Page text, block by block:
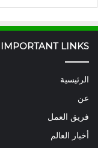
IMPORTANT LINKS
الرئيسية
عن
فريق العمل
أخبار العالم